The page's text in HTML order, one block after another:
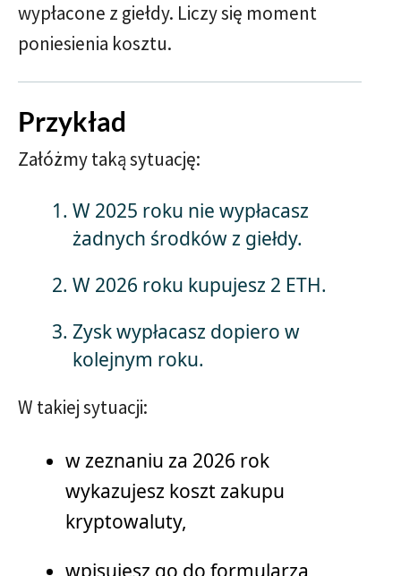
wypłacone z giełdy. Liczy się moment
poniesienia kosztu.
Przykład
Załóżmy taką sytuację:
W 2025 roku nie wypłacasz
żadnych środków z giełdy.
W 2026 roku kupujesz 2 ETH.
Zysk wypłacasz dopiero w
kolejnym roku.
W takiej sytuacji:
w zeznaniu za 2026 rok
wykazujesz koszt zakupu
kryptowaluty,
wpisujesz go do formularza